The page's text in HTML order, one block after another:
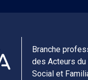
Branche
des Acteurs du
Social et